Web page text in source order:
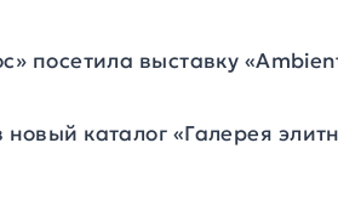
посетила выставку «
каталог «Галерея